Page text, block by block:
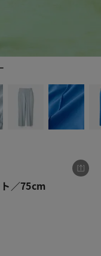
／75cm